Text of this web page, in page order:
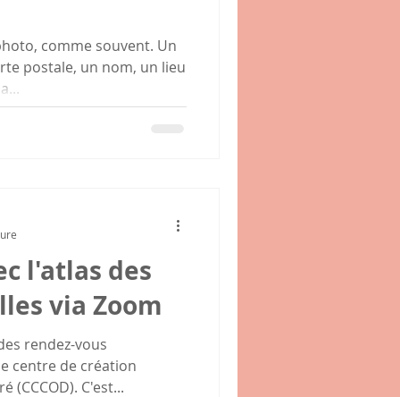
comme souvent. Un
postale, un nom, un lieu
l'atlas des
via Zoom
rendez-vous
centre de création
(CCCOD). C'est...